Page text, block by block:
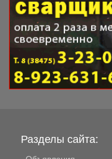
Разделы сайта: